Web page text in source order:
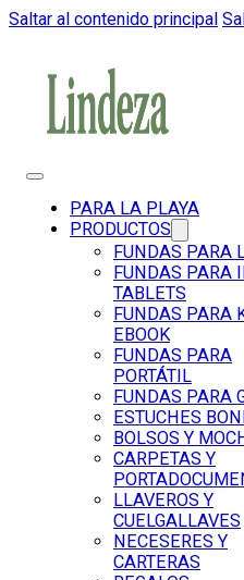
Saltar al contenido principal
PARA LA PLAYA
PRODUCTOS
FUNDAS PARA
FUNDAS PARA
TABLETS
FUNDAS PARA
EBOOK
FUNDAS PARA
PORTÁTIL
FUNDAS PARA
ESTUCHES
BOLSOS Y
CARPETAS Y
LLAVEROS Y
CUELGALLAVES
NECESERES Y
CARTERAS